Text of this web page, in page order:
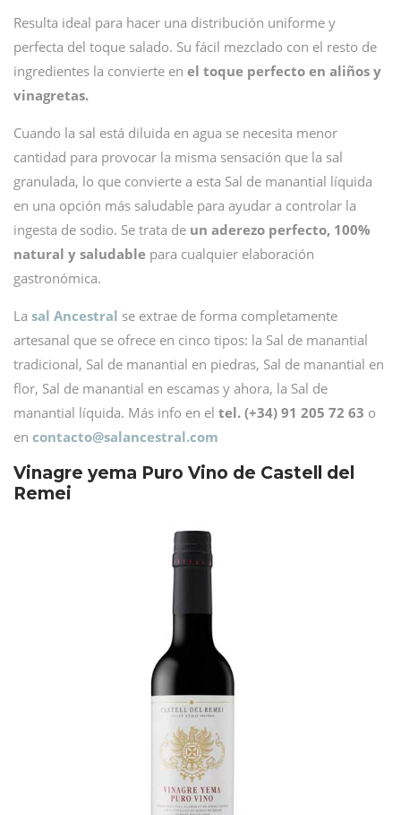
Resulta ideal para hacer una distribución uniforme y
perfecta del toque salado. Su fácil mezclado con el resto de
ingredientes la convierte en el toque perfecto en aliños y
vinagretas.
Cuando la sal está diluida en agua se necesita menor
cantidad para provocar la misma sensación que la sal
granulada, lo que convierte a esta Sal de manantial líquida
en una opción más saludable para ayudar a controlar la
ingesta de sodio. Se trata de un aderezo perfecto, 100%
natural y saludable para cualquier elaboración
gastronómica.
La sal Ancestral se extrae de forma completamente
artesanal que se ofrece en cinco tipos: la Sal de manantial
tradicional, Sal de manantial en piedras, Sal de manantial en
flor, Sal de manantial en escamas y ahora, la Sal de
manantial líquida. Más info en el tel. (+34) 91 205 72 63 o
en contacto@salancestral.com
Vinagre yema Puro Vino de Castell del
Remei